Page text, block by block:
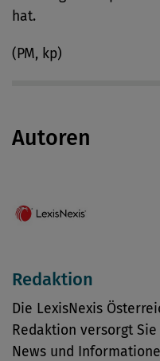
hat.
(PM, kp)
Autoren
Redaktion
Die LexisNexis
Redaktion versorgt
News und